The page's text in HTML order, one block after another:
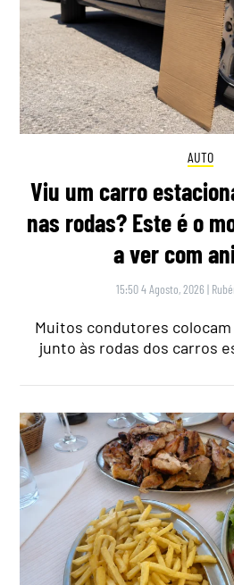
AUTO
Viu um carro
nas rodas? Este é o
a ver com
15:50 4 Agosto, 2026 |
Muitos condutores
junto às rodas dos carros